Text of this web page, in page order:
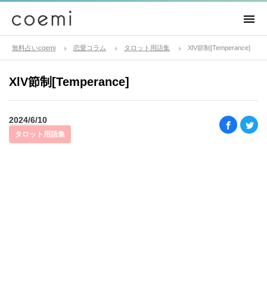
無料占いcoemi 恋愛コラム タロット用語集 XlV節制[Temperance]
XlV節制[Temperance]
2024/6/10
タロット用語集